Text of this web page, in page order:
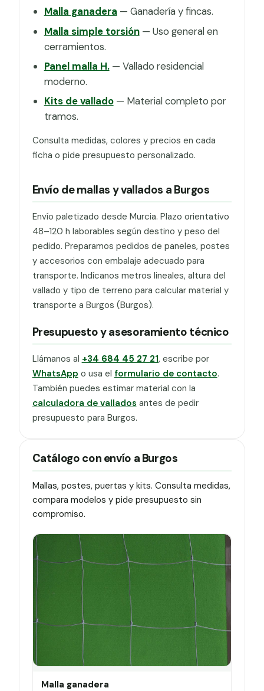
Malla ganadera — Ganadería y fincas.
Malla simple torsión— Uso general en
cerramientos.
Panel malla H.— Vallado residencial
moderno.
Kits de vallado— Material completo por
tramos.
Consulta medidas, colores y precios en cada
ficha o pide presupuesto personalizado.
Envío de mallas y vallados a Burgos
Envío paletizado desde Murcia. Plazo orientativo
48–120 h laborables según destino y peso del
pedido. Preparamos pedidos de paneles, postes
y accesorios con embalaje adecuado para
transporte. Indícanos metros lineales, altura del
vallado y tipo de terreno para calcular material y
transporte a Burgos (Burgos).
Presupuesto y asesoramiento técnico
Llámanos al +34 684 45 27 21, escribe por
WhatsApp o usa el formulario de contacto.
También puedes estimar material con la
calculadora de vallados antes de pedir
presupuesto para Burgos.
Catálogo con envío a Burgos
Mallas, postes, puertas y kits. Consulta medidas,
compara modelos y pide presupuesto sin
compromiso.
Malla ganadera